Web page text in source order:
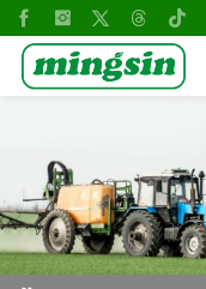
Productos
Agrícolas
de
Tecnología
para
la